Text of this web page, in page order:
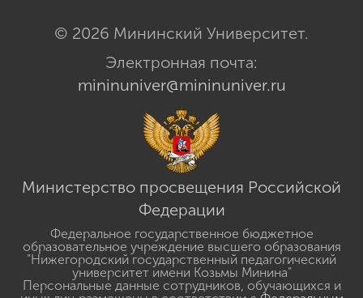
© 2026 Мининский Университет.
Электронная почта:
mininuniver@mininuniver.ru
Министерство просвещения Российской
Федерации
Федеральное государственное бюджетное
образовательное учреждение высшего образования
"Нижегородский государственный педагогический
университет имени Козьмы Минина"
Персональные данные сотрудников, обучающихся и